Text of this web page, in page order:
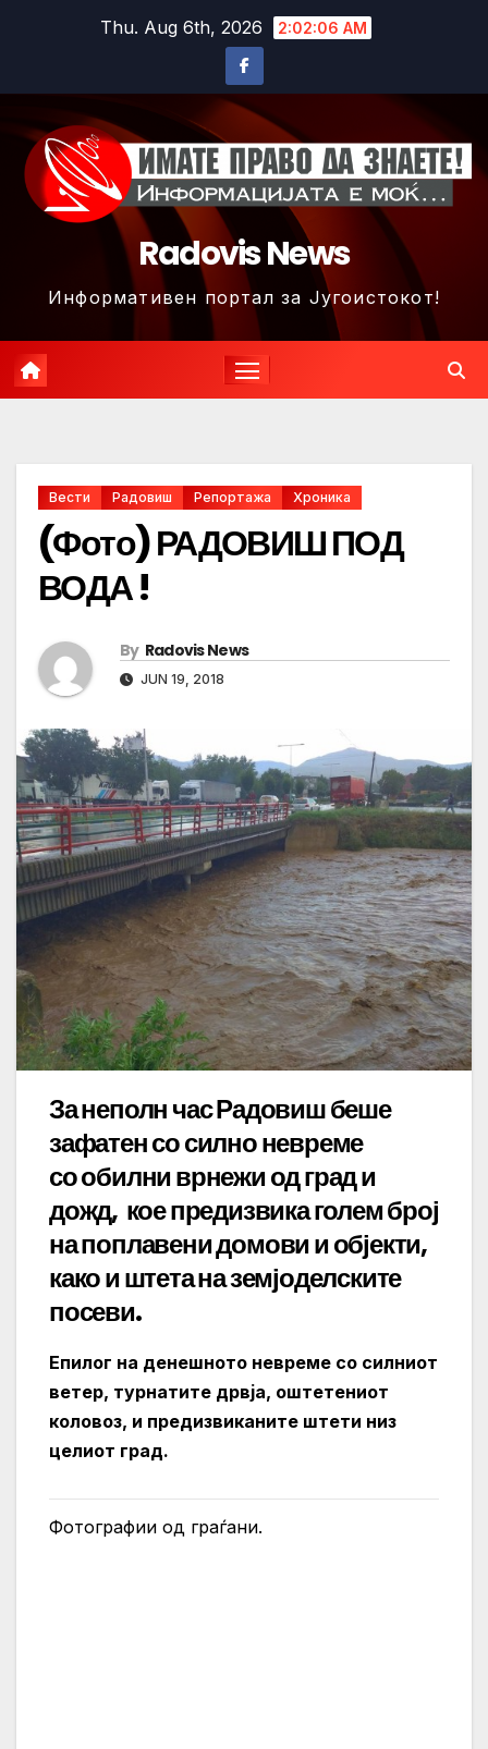
Thu. Aug 6th, 2026 2:02:10 AM
Radovis News
Информативен портал за Југоистокот!
Вести Радовиш Репортажа Хроника
(Фото) РАДОВИШ ПОД
ВОДА !
By Radovis News
JUN 19, 2018
За неполн часРадовиш беше
зафатен со силно невреме
сообилни врнежи од град и
дожд, кое предизвика голем број
на поплавени домови и објекти,
како и штета на земјоделските
посеви.
Епилог на денешното невреме со силниот
ветер, турнатите дрвја, оштетениот
коловоз, и предизвиканите штети низ
целиот град.
Фотографии од граѓани.